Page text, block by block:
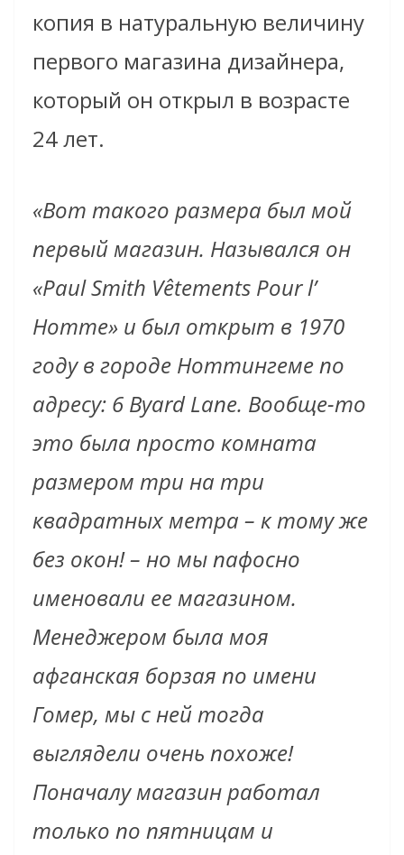
копия в натуральную величину
первого магазина дизайнера,
который он открыл в возрасте
24 лет.
«Вот такого размера был мой
первый магазин. Назывался он
«Paul Smith Vêtements Pour l’
Homme» и был открыт в 1970
году в городе Ноттингеме по
адресу: 6 Byard Lane. Вообще-то
это была просто комната
размером три на три
квадратных метра – к тому же
без окон! – но мы пафосно
именовали ее магазином.
Менеджером была моя
афганская борзая по имени
Гомер, мы с ней тогда
выглядели очень похоже!
Поначалу магазин работал
только по пятницам и